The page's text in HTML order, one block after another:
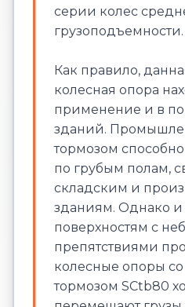
серии колес
грузоподъемности.
Как правило,
колесная опора
применение и в
зданий.
тормозом
по грубым полам,
складским и
зданиям. Однако
поверхностям с
препятствиями
колесные опоры
тормозом SСtb80